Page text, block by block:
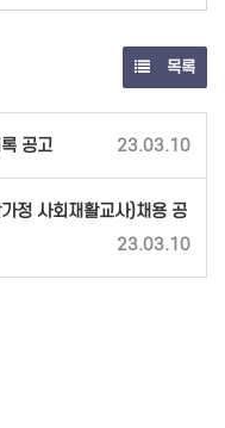
목록
공고 23.03.10
정 사회재활교사)채용 공
23.03.10